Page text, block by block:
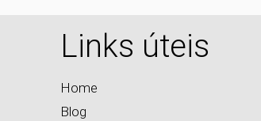
Links úteis
Home
Blog